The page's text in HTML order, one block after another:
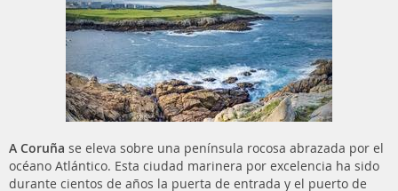
A Coruña se eleva sobre una península rocosa abrazada por el
océano Atlántico. Esta ciudad marinera por excelencia ha sido
durante cientos de años la puerta de entrada y el puerto de